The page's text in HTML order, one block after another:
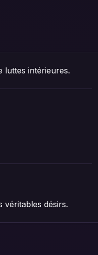
luttes intérieures.
désirs.